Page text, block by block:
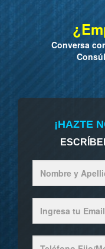
Conversa
¡HAZTE